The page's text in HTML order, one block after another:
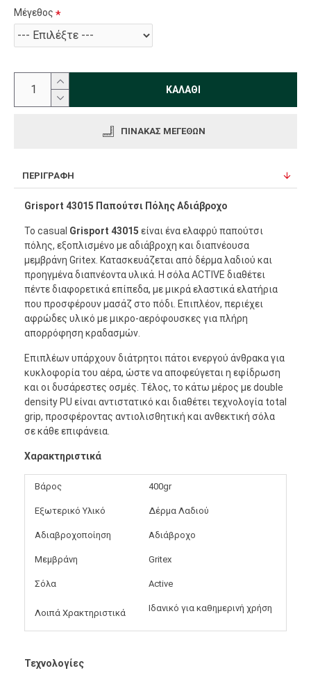
Μέγεθος
ΚΑΛΆΘΙ
ΠΊΝΑΚΑΣ ΜΕΓΕΘΏΝ
ΠΕΡΙΓΡΑΦΉ
Grisport 43015 Παπούτσι Πόλης Αδιάβροχο
Το casual Grisport 43015 είναι ένα ελαφρύ παπούτσι
πόλης, εξοπλισμένο με αδιάβροχη και διαπνέουσα
μεμβράνη Gritex. Κατασκευάζεται από δέρμα λαδιού και
προηγμένα διαπνέοντα υλικά. Η σόλα ACTIVE διαθέτει
πέντε διαφορετικά επίπεδα, με μικρά ελαστικά ελατήρια
που προσφέρουν μασάζ στο πόδι. Επιπλέον, περιέχει
αφρώδες υλικό με μικρο-αερόφουσκες για πλήρη
απορρόφηση κραδασμών.
Επιπλέων υπάρχουν διάτρητοι πάτοι ενεργού άνθρακα για
κυκλοφορία του αέρα, ώστε να αποφεύγεται η εφίδρωση
και οι δυσάρεστες οσμές. Τέλος, το κάτω μέρος με double
density PU είναι αντιστατικό και διαθέτει τεχνολογία total
grip, προσφέροντας αντιολισθητική και ανθεκτική σόλα
σε κάθε επιφάνεια.
Χαρακτηριστικά
Βάρος 400gr
Εξωτερικό Υλικό Δέρμα Λαδιού
Αδιαβροχοποίηση Αδιάβροχο
Μεμβράνη Gritex
Σόλα Active
Λοιπά Χρακτηριστικά Ιδανικό για καθημερινή χρήση
Τεχνολογίες